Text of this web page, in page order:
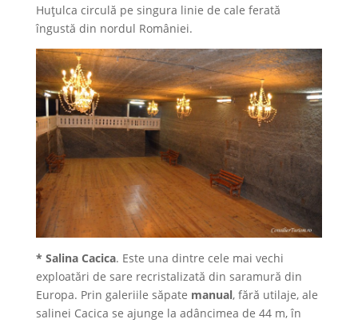
Huţulca circulă pe singura linie de cale ferată
îngustă din nordul României.
* Salina Cacica. Este una dintre cele mai vechi
exploatări de sare recristalizată din saramură din
Europa. Prin galeriile săpate manual, fără utilaje, ale
salinei Cacica se ajunge la adâncimea de 44 m, în